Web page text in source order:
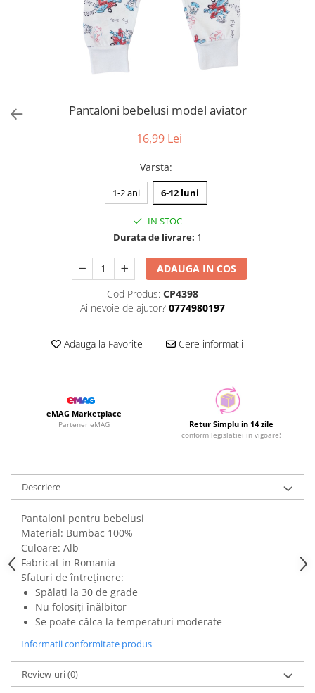
Pantaloni bebelusi model aviator
16,99 Lei
Varsta:
1-2 ani 6-12 luni
IN STOC
Durata de livrare: 1
ADAUGA IN COS
Cod Produs: CP4398
Ai nevoie de ajutor? 0774980197
Adauga la Favorite Cere informatii
eMAG Marketplace
Partener eMAG Retur Simplu in 14 zile
conform legislatiei in vigoare!
Descriere
Pantaloni pentru bebelusi
Material: Bumbac 100%
Culoare: Alb
Fabricat in Romania
Sfaturi de întreținere:
Spălați la 30 de grade
Nu folosiți înălbitor
Se poate călca la temperaturi moderate
Informatii conformitate produs
Review-uri(0)